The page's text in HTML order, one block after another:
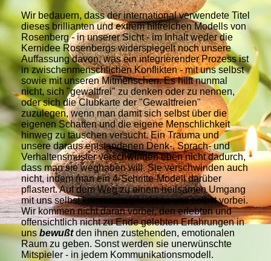
Wir bedauern, dass der international verwendete Titel
dieses brillianten und extrem hilfreichen Modells von
Rosenberg - in unserer Sicht - im Inhalt weder die
Kernidee Rosenbergs widerspiegelt noch unsere
Auffassung davon, was ein integrierender Prozess ist
in zwischenmenschlichen Konflikten - mit uns selbst
sowie mit unseren Mitmenschen. Es hilft nunmal
nicht, sich "gewaltfrei" zu denken oder zu nennen,
oder sich die Clubkarte der "Gewaltfreien"
zuzulegen, wenn man damit sich selbst über die
eigenen Schatten und die eigene Menschlichkeit
hinweg zu täuschen versucht. Ein Trauma und
unsere daraus entstandenen Denk-, Sprach- und
Verhaltensmuster verschwinden eben nicht dadurch,
dass man sie weghaben will. Sie verschwinden auch
nicht, indem man ein 4-Schritte-Modell darüber
pflastert. Auf dem Weg zu einem heilsamen Umgang
mit uns selbst kommen wir nicht an uns selbst vorbei.
Wir kommen nicht daran vorbei, den erlebten und
offensichtlich nicht zu Ende gelebten Erfahrungen in
uns bewußtden ihnen zustehenden, emotionalen
Raum zu geben. Sonst werden sie unerwünschte
Mitspieler - in jedem Kommunikationsmodell.